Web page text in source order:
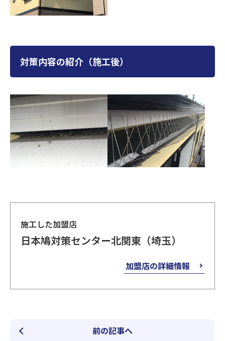
対策内容の紹介（施工後）
施工した加盟店
日本鳩対策センター北関東（埼玉）
加盟店の詳細情報
前の記事へ